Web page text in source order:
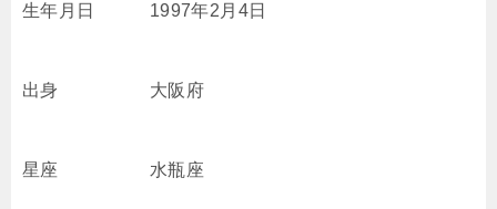
生年月日 1997年2月4日
出身 大阪府
星座 水瓶座